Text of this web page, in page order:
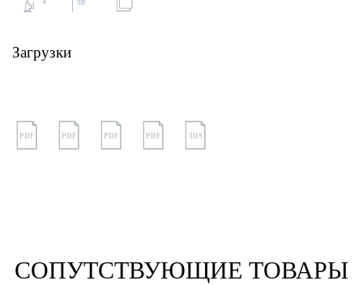
Загрузки
PDF PDF PDF PDF 3DS
СОПУТСТВУЮЩИЕ ТОВАРЫ